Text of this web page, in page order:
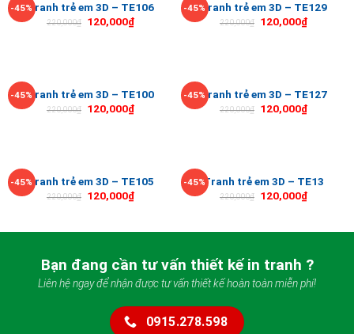
-45%Tranh trẻ em 3D – TE106
220,000₫ 120,000₫
-45%Tranh trẻ em 3D – TE129
220,000₫ 120,000₫
-45%Tranh trẻ em 3D – TE100
220,000₫ 120,000₫
-45%Tranh trẻ em 3D – TE127
220,000₫ 120,000₫
-45%Tranh trẻ em 3D – TE105
220,000₫ 120,000₫
-45%Tranh trẻ em 3D – TE13
220,000₫ 120,000₫
Bạn đang cần tư vấn thiết kế in tranh ?
Liên hệ ngay để nhận được tư vấn thiết kế hoàn toàn miễn phí!
0915.278.598